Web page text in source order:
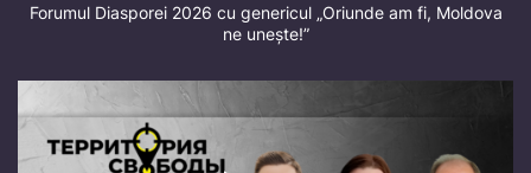
Forumul Diasporei 2026 cu genericul „Oriunde am fi, Moldova
ne unește!”